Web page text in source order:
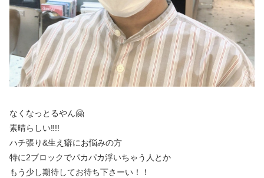
なくなっとるやん🤗
素晴らしい‼!!
ハチ張り&生え癖にお悩みの方
特に2ブロックでパカパカ浮いちゃう人とか
もう少し期待してお待ち下さーい！！